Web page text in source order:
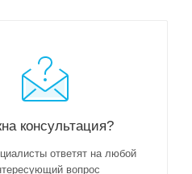
консультация?
ответят на любой
вопрос